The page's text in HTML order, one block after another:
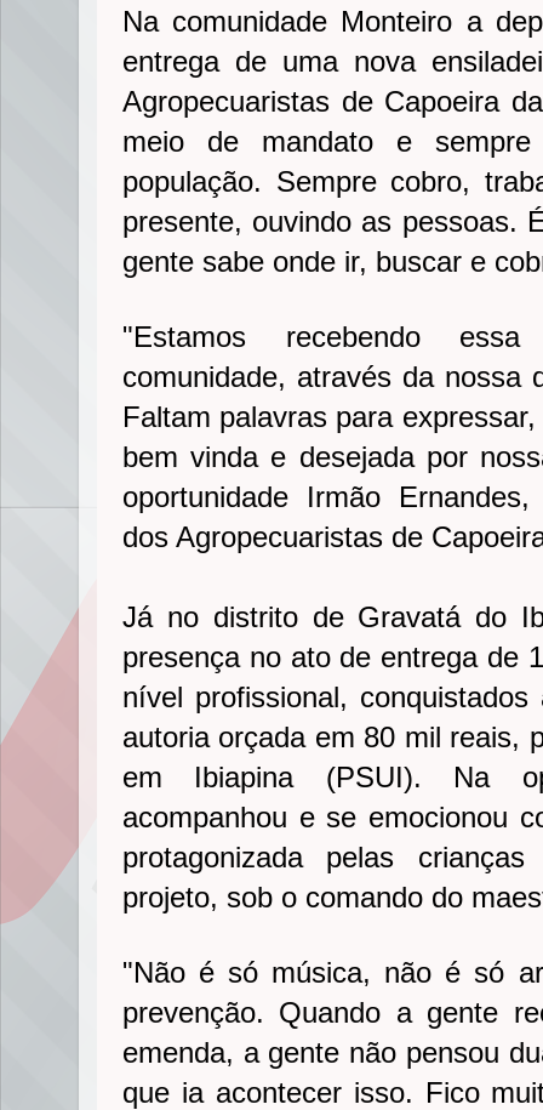
Na comunidade Monteiro a
entrega de uma nova
Agropecuaristas de Capoeira
meio de mandato e
população. Sempre cobro,
presente, ouvindo as pessoas.
gente sabe onde ir, buscar e
"Estamos recebendo
comunidade, através da nossa
Faltam palavras para
bem vinda e desejada por
oportunidade Irmão
dos Agropecuaristas de
Já no distrito de Gravatá do
presença no ato de entrega de
nível profissional,
autoria orçada em 80 mil reais,
em Ibiapina (PSUI). Na
acompanhou e se emocionou
protagonizada pelas
projeto, sob o comando do
"Não é só música, não é só
prevenção. Quando a gente
emenda, a gente não pensou
que ia acontecer isso. Fico